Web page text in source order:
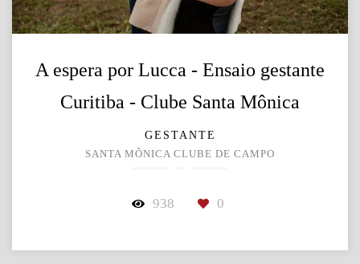
A espera por Lucca - Ensaio gestante
Curitiba - Clube Santa Mônica
GESTANTE
SANTA MÔNICA CLUBE DE CAMPO
938 0